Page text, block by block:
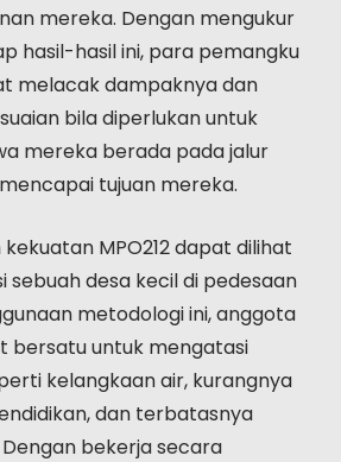
mereka. Dengan mengukur
hasil-hasil ini, para pemangku
melacak dampaknya dan
bila diperlukan untuk
mereka berada pada jalur
tujuan mereka.
MPO212 dapat dilihat
desa kecil di pedesaan
metodologi ini, anggota
bersatu untuk mengatasi
kelangkaan air, kurangnya
dan terbatasnya
bekerja secara